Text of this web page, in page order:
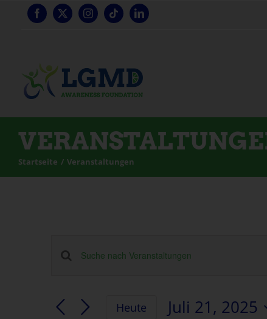
Startseite Veranstaltungen
Veranstaltungen
Suche
Schlüsselwort
nach
Heute
Juli 21, 2025